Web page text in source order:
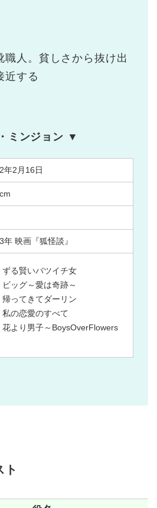
人。貧しさから抜け出
近する
ミンジョン ▼
年2月16日
年 映画『狐怪談』
ずる賢いバツイチ女
ビッグ～愛は奇跡～
帰ってきてダーリン
私の恋愛のすべて
花より男子～BoysOverFlowers
ト